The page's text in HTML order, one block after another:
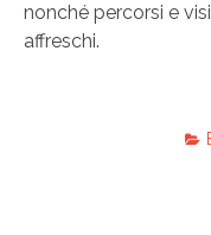
nonché percorsi e
affreschi.